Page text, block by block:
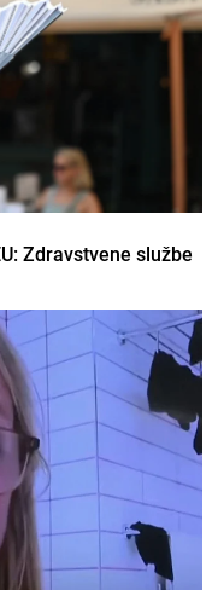
Zdravstvene službe